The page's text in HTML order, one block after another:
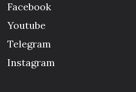
Facebook
Youtube
Telegram
Instagram